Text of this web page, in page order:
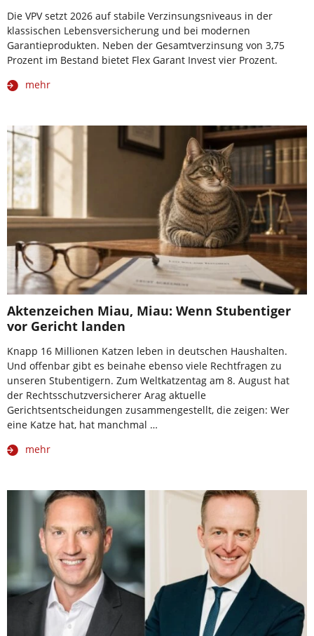
Die VPV setzt 2026 auf stabile Verzinsungsniveaus in der
klassischen Lebensversicherung und bei modernen
Garantieprodukten. Neben der Gesamtverzinsung von 3,75
Prozent im Bestand bietet Flex Garant Invest vier Prozent.
mehr
Aktenzeichen Miau, Miau: Wenn Stubentiger
vor Gericht landen
Knapp 16 Millionen Katzen leben in deutschen Haushalten.
Und offenbar gibt es beinahe ebenso viele Rechtfragen zu
unseren Stubentigern. Zum Weltkatzentag am 8. August hat
der Rechtsschutzversicherer Arag aktuelle
Gerichtsentscheidungen zusammengestellt, die zeigen: Wer
eine Katze hat, hat manchmal …
mehr